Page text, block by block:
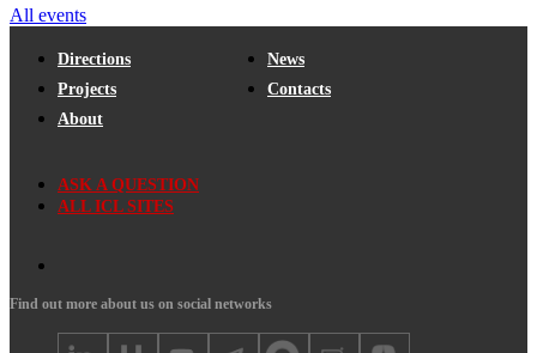
All events
Directions
Projects
About
News
Contacts
ASK A QUESTION
ALL ICL SITES
Find out more about us on social networks